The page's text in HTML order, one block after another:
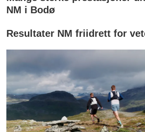
NM i Bodø
Resultater NM friidrett for